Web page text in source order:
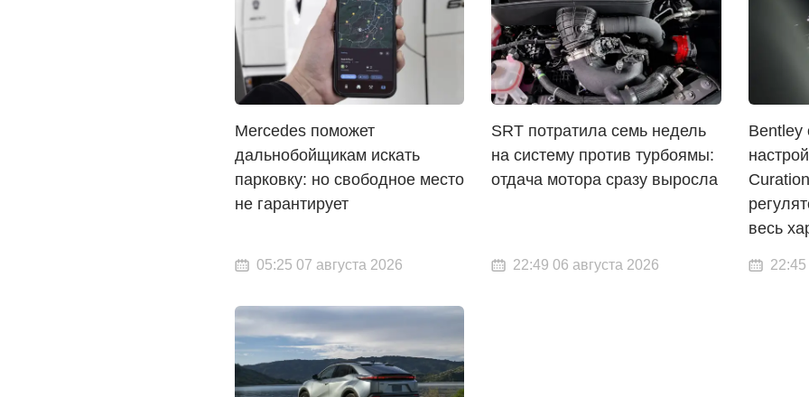
Mercedes поможет
дальнобойщикам искать
парковку: но свободное место
не гарантирует
05:25 07 августа 2026
SRT потратила семь недель
на систему против турбоямы:
отдача мотора сразу выросла
22:49 06 августа 2026
Bentley
весь
22:45